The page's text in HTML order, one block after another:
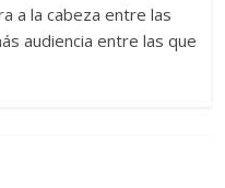
a la cabeza entre las
audiencia entre las que